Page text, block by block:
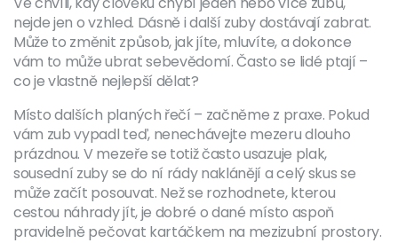
nejde jen o vzhled. Dásně i další zuby dostávají zabrat.
Může to změnit způsob, jak jíte, mluvíte, a dokonce
vám to může ubrat sebevědomí. Často se lidé ptají –
co je vlastně nejlepší dělat?
Místo dalších planých řečí – začněme z praxe. Pokud
vám zub vypadl teď, nenechávejte mezeru dlouho
prázdnou. V mezeře se totiž často usazuje plak,
sousední zuby se do ní rády naklánějí a celý skus se
může začít posouvat. Než se rozhodnete, kterou
cestou náhrady jít, je dobré o dané místo aspoň
pravidelně pečovat kartáčkem na mezizubní prostory.